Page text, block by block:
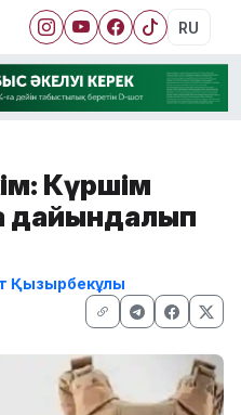
RU
Күршім
дайындалып
Қызырбекұлы